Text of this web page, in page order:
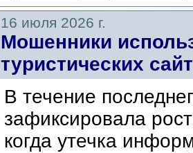
16 июля 2026 г.
Мошенники
туристических
В течение
зафиксировала
когда утечка